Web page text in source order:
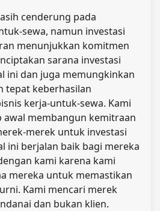
cenderung pada
sewa, namun investasi
menunjukkan komitmen
sarana investasi
ini dan juga memungkinkan
tepat keberhasilan
kerja-untuk-sewa. Kami
awal membangun kemitraan
merek untuk investasi
ini berjalan baik bagi mereka
kami karena kami
mereka untuk memastikan
Kami mencari merek
dan bukan klien.